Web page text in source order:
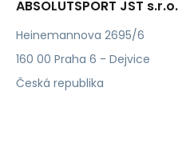
ABSOLUTSPORT JST s.r.o.
Heinemannova 2695/6
160 00 Praha 6 - Dejvice
Česká republika